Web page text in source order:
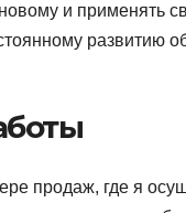
и применять
развитию
продаж, где я